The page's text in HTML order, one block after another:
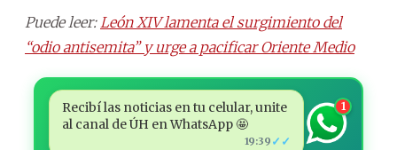
Puede leer: León XIV lamenta el surgimiento del
“odio antisemita” y urge a pacificar Oriente Medio
Recibí las noticias en tu celular, unite
al canal de ÚH en WhatsApp 🤩
19:39 ✓✓
1